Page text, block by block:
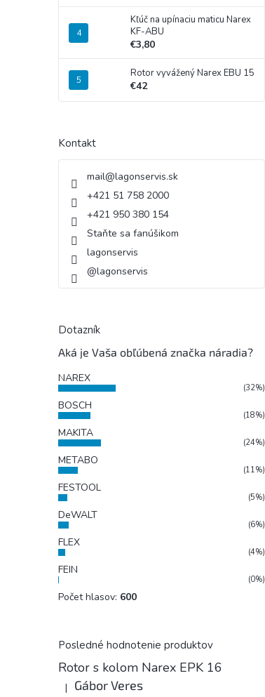
Kľúč na upínaciu maticu Narex
KF-ABU
€3,80
Rotor vyvážený Narex EBU 15
€42
Kontakt
mail@lagonservis.sk
+421 51 758 2000
+421 950 380 154
Staňte sa fanúšikom
lagonservis
@lagonservis
Dotazník
Aká je Vaša obľúbená značka náradia?
NAREX
(32%)
BOSCH
(18%)
MAKITA
(24%)
METABO
(11%)
FESTOOL
(5%)
DeWALT
(6%)
FLEX
(4%)
FEIN
(0%)
Počet hlasov: 600
Posledné hodnotenie produktov
Rotor s kolom Narex EPK 16
Hodnotenie produktu je 5 z 5 hviezdičiek.
| Gábor Veres